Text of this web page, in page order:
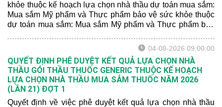
khỏe thuộc kế hoạch lựa chọn nhà thầu dự toán mua sắm:
Mua sắm Mỹ phẩm và Thực phẩm bảo vệ sức khỏe thuộc
dự toán mua sắm: Mua sắm Mỹ phẩm và Thực phẩm bảo
04-08-2026 09:00:00
QUYẾT ĐỊNH PHÊ DUYỆT KẾT QUẢ LỰA CHỌN NHÀ
THẦU GÓI THẦU THUỐC GENERIC THUỘC KẾ HOẠCH
LỰA CHỌN NHÀ THẦU MUA SẮM THUỐC NĂM 2026
(LẦN 21) ĐỢT 1
Quyết định về việc phê duyệt kết quả lựa chọn nhà thầu